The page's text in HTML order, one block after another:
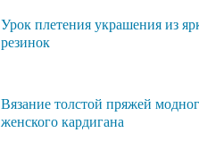
Урок плетения украшения из
резинок
Вязание толстой пряжей
женского кардигана